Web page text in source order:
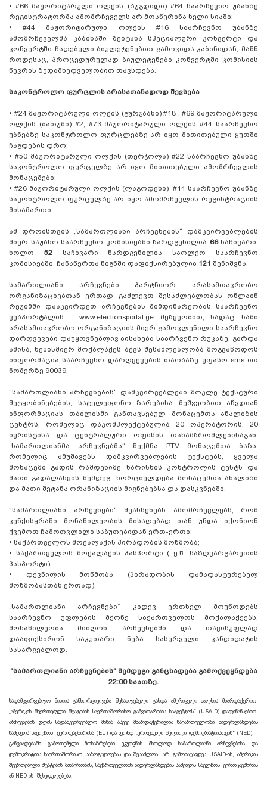
• #66 მაჟორიტარული ოლქის (ზუგდიდი) #64 საარჩევნო უბანზე
რეგისტრატორმა ამომრჩეველს არ მოაწერინა ხელი სიაში;
•
#44 მაჟორიტარული ოლქის #16 საარჩევნო უბანზე
ამომრჩეველმა კაბინაში შეიტანა სპეციალური კონვერტი და
კონვერტში ჩადებული ბიულეტენებით გამოვიდა კაბინიდან, მაშნ
როდესაც, პროცედურულად ბიულეტენები კონვერტში კომისიის
წევრის ზედამხედველობით თავსდება.
საკონტროლო ფურცლის არასათანადოდ შევსება
• #24 მაჟორიტარული ოლქის (გურჯაანი) #18 , #69 მაჟორიტარული
ოლქის (ბათუმი) #2, #73 მაჟორიტარული ოლქის #44 საარჩევნო
უბნებზე საკონტროლო ფურცლებზე არ იყო მითითებული ყუთში
ჩაგდების დრო;
• #50 მაჟორიტარული ოლქის (თერჯოლა) #22 საარჩევნო უბანზე
საკონტროლო ფურცელზე არ იყო მითითებული ამომრჩევლის
მონაცემები;
• #26 მაჟორიტარული ოლქის (ლაგოდეხი) #14 საარჩევნო უბანზე
საკონტროლო ფურცელზე არ იყო ამომრჩევლის რეგისტრაციის
მისამართი;
ამ დროისთვის „სამართლიანი არჩევნების“ დამკვირვებლების
მიერ საუბნო საარჩევნო კომისიებში წარდგენილია 66საჩივარი,
ხოლო 52საჩივარი წარდგენილია საოლქო საარჩევნო
კომისიებში. ჩანაწერთა წიგნში დაფიქსირებულია 121 შენიშვნა.
სამართლიანი არჩევნები პარტნიორ არასამთავრობო
ორგანიზაციებთან ერთად გაძლევთ შესაძლებლობას ონლაინ
რეჟიმში დააკვირდეთ არჩევნების მიმდინარეობას საარჩევნო
ვებპორტალის - www.electionsportal.ge მეშვეობით, სადაც სამი
არასამთავრობო ორგანიზაციის მიერ გამოვლენილი საარჩევნო
დარღვევები დაუყოვნებლივ აისახება საარჩვენო რუკაზე. გარდა
ამისა, ნებისმიერ მოქალაქეს აქვს შესაძლებლობა მოგვაწოდოს
ინფორმაცია საარჩევნო დარღვევების თაობაზე უფასო sms-ით
ნომერზე 90039.
“სამართლიანი არჩევნების“ დამკვირვებლები მოკლე ტექსტური
შეტყობინებების, სატელეფონო ზარებისა მეშვეობით აწვდიან
ინფორმაციას თბილისში განთავსებულ მონაცემთა ანალიზის
ცენტრს, რომელიც დაკომპლექტებულია 20 ოპერატორის, 20
იურისტისა და ცენტრალური ოფისის თანამშრომლებისაგან.
„სამართლიანმა არჩევნებმა“ შექმნა PTV მონაცემთა ბაზა,
რომელიც ამუშავებს დამკვირვებლების ტექსტებს, ყველა
მონაცემი გადის რამდენიმე ხარისხის კონტროლის ტესტს და
მათი გადალახვის შემდეგ, ხორციელდება მონაცემთა ანალიზი
და მათი შეტანა ორანიზაციის მიგნებებსა და დასკვნებში.
“სამართლიანი არჩევნები“ შეახსენებს ამომრჩევლებს, რომ
კენჭისყრაში მონაწილეობის მისაღებად თან უნდა იქონიონ
ქვემოთ ჩამოთვლილი საბუთებიდან ერთ-ერთი:
• საქართველოს მოქალაქის პირადობის მოწმობა;
• საქართველოს მოქალაქის პასპორტი ( ე.წ. საზღვარგარეთის
პასპორტი);
•
დევნილის მოწმობა (პირადობის დამადასტურებელ
მოწმობასთან ერთად).
„სამართლიანი არჩევნები“ კიდევ ერთხელ მოუწოდებს
საარჩევნო უფლების მქონე საქართველოს მოქალაქეებს,
მონაწილეობა მიიღონ არჩევნებში და თავისუფლად
დააფიქსირონ საკუთარი ნება სასურველი კანდიდატის
სასარგებლოდ.
“სამართლიანი არჩევნების“ შემდეგი განცხადება გამოქვეყნდება
22:00 საათზე.
სადამკვირვებლო მისიის განხორციელება შესაძლებელი გახდა ამერიკელი ხალხის მხარდაჭერით,
„ამერიკის შეერთებული შტატების საერთაშორისო განვითარების სააგენტოს“ (USAID) დაფინანსებით.
არჩევნების დღის სადამკვირვებლო მისია ასევე მხარდაჭერილია საქართველოში ნიდერლანდების
სამეფოს საელჩოს, ევროკავშირისა (EU) და ფონდ „ეროვნული წვლილი დემოკრატიისთვის“ (NED).
განცხადებაში გამოთქმული მოსაზრებები ეკუთვნის მხოლოდ სამართლიანი არჩევნებისა და
დემოკრატიის საერთაშორისო საზოგადოებას და შესაძლოა, არ გამოხატავდეს USAID-ის, ამერიკის
შეერთებული შტატების მთავრობის, საქართველოში ნიდერლანდების სამეფოს საელჩოს, ევროკავშირის
ან NED-ის შეხედულებებს.